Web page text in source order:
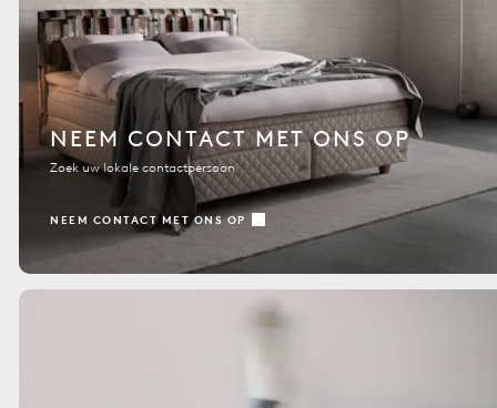
NEEM CONTACT MET ONS OP
Zoek uw lokale contactpersoon
NEEM CONTACT MET ONS OP